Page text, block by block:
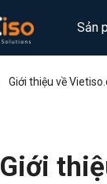
Sản
Giới thiệu về
Giới